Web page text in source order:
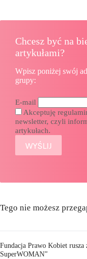
Chcesz być na
artykułami?
Wpisz poniżej swój
grupy:
E-mail
Akceptuję
newsletter, czyli
artykułach.
Tego nie możesz
Fundacja Prawo Kobiet
SuperWOMAN”